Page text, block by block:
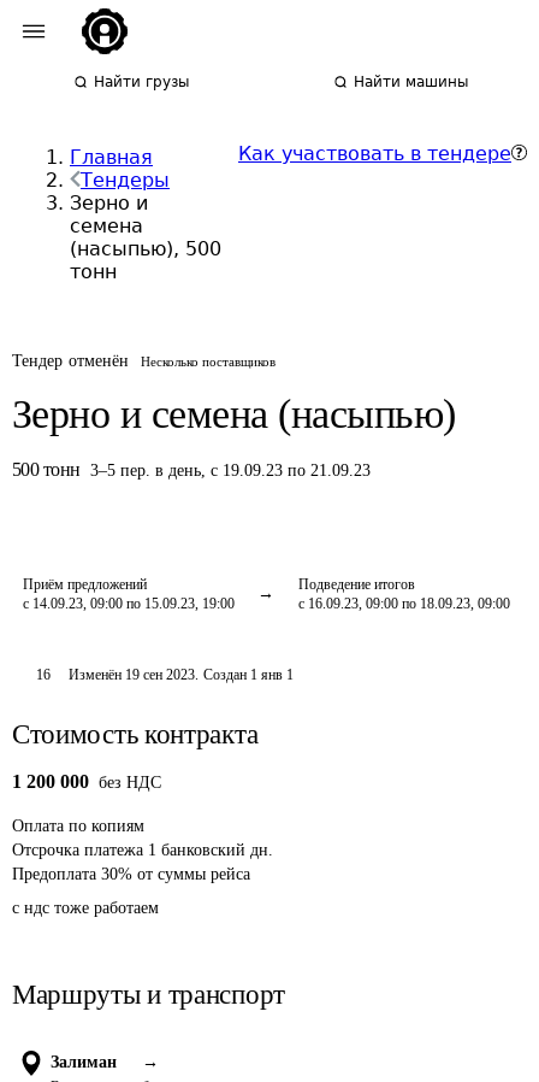
Найти грузы Найти машины
Главная
Тендеры
Зерно и
семена
(насыпью), 500
тонн
Как участвовать в тендере
Тендер отменён Несколько поставщиков
Зерно и семена (насыпью)
500 тонн 3–5 пер. в день, с 19.09.23 по 21.09.23
Приём предложений
с 14.09.23, 09:00 по 15.09.23, 19:00
Подведение итогов
с 16.09.23, 09:00 по 18.09.23, 09:00
16 Изменён 19 сен 2023. Создан 1 янв 1
Стоимость контракта
1 200 000 без НДС
Оплата по копиям
Отсрочка платежа 1 банковский дн.
Предоплата 30% от суммы рейса
с ндс тоже работаем
Маршруты и транспорт
Залиман →